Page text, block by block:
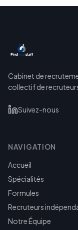
Cabinet de
collectif de
Suivez-nous
NAVIGATION
Accueil
Spécialités
Formules
Recruteurs
Notre Équipe